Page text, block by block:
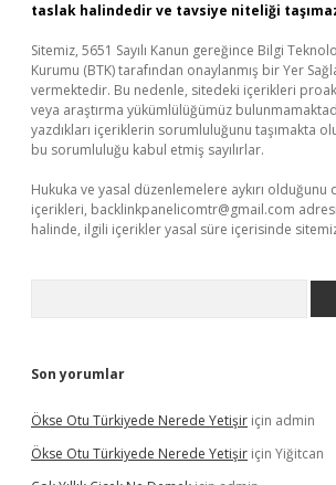
taslak halindedir ve tavsiye niteliği
Sitemiz, 5651 Sayılı Kanun gereğince Bilgi
Kurumu (BTK) tarafından onaylanmış bir Yer
vermektedir. Bu nedenle, sitedeki içerikleri
veya araştırma yükümlülüğümüz
yazdıkları içeriklerin sorumluluğunu taşımakta
bu sorumluluğu kabul etmiş sayılırlar.
Hukuka ve yasal düzenlemelere aykırı olduğunu
içerikleri, backlinkpanelicomtr@gmail.com
halinde, ilgili içerikler yasal süre içerisinde
Son yorumlar
Ökse Otu Türkiyede Nerede Yetişir için admin
Ökse Otu Türkiyede Nerede Yetişir için Yiğitcan